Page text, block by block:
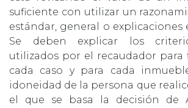
suficiente con utilizar un
estándar, general o explicaciones
Se deben explicar los
utilizados por el recaudador para
cada caso y para cada
idoneidad de la persona que
el que se basa la decisión de